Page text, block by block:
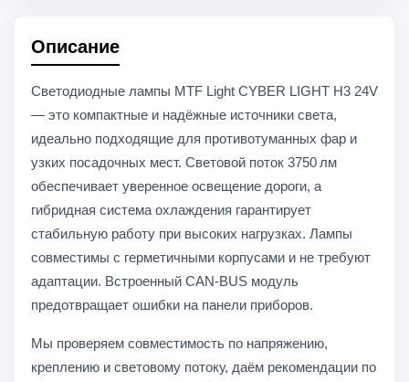
установка для H3
Описание
Светодиодные лампы MTF Light CYBER LIGHT H3 24V
— это компактные и надёжные источники света,
идеально подходящие для противотуманных фар и
узких посадочных мест. Световой поток 3750 лм
обеспечивает уверенное освещение дороги, а
гибридная система охлаждения гарантирует
стабильную работу при высоких нагрузках. Лампы
совместимы с герметичными корпусами и не требуют
адаптации. Встроенный CAN-BUS модуль
предотвращает ошибки на панели приборов.
Мы проверяем совместимость по напряжению,
креплению и световому потоку, даём рекомендации по